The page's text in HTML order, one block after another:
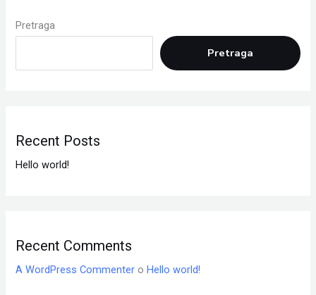
Pretraga
Pretraga
Recent Posts
Hello world!
Recent Comments
A WordPress Commenter oHello world!